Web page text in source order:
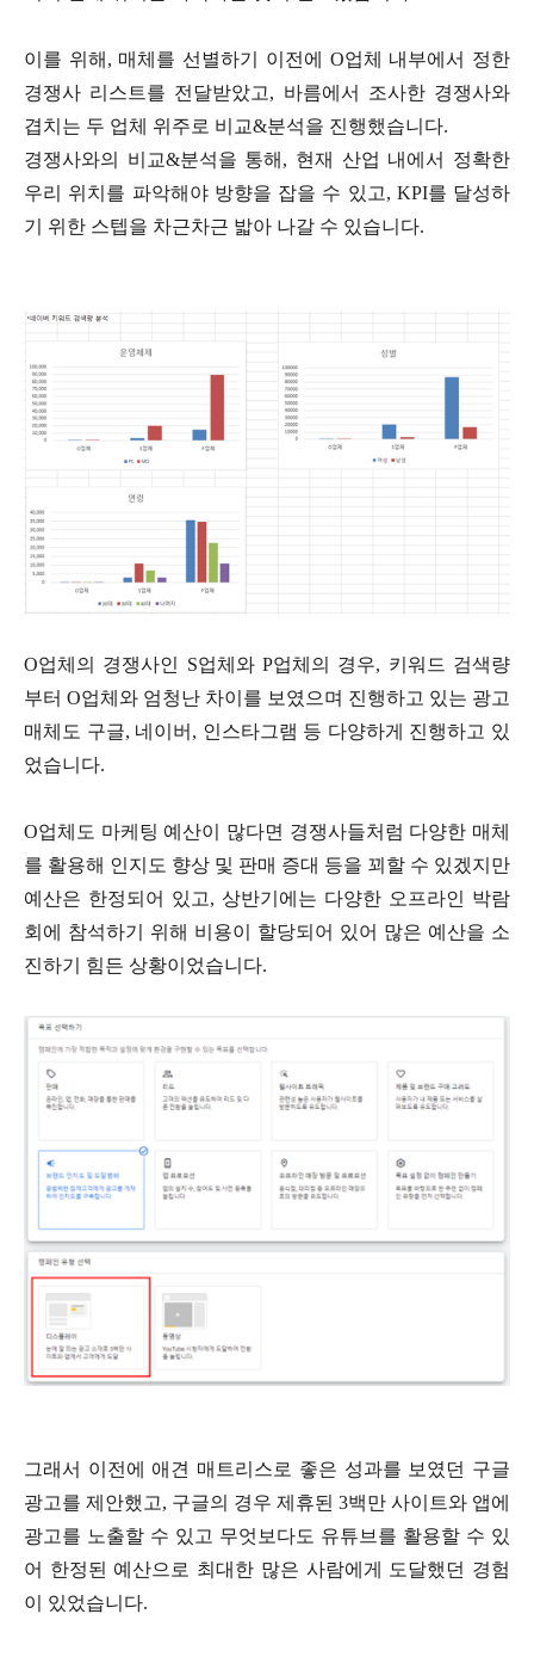
이를 위해, 매체를 선별하기 이전에 O업체 내부에서 정한
경쟁사 리스트를 전달받았고, 바름에서 조사한 경쟁사와
겹치는 두 업체 위주로 비교&분석을 진행했습니다.
경쟁사와의 비교&분석을 통해, 현재 산업 내에서 정확한
우리 위치를 파악해야 방향을 잡을 수 있고, KPI를 달성하
기 위한 스텝을 차근차근 밟아 나갈 수 있습니다.
O업체의 경쟁사인 S업체와 P업체의 경우, 키워드 검색량
부터 O업체와 엄청난 차이를 보였으며 진행하고 있는 광고
매체도 구글, 네이버, 인스타그램 등 다양하게 진행하고 있
었습니다.
O업체도 마케팅 예산이 많다면 경쟁사들처럼 다양한 매체
를 활용해 인지도 향상 및 판매 증대 등을 꾀할 수 있겠지만
예산은 한정되어 있고, 상반기에는 다양한 오프라인 박람
회에 참석하기 위해 비용이 할당되어 있어 많은 예산을 소
진하기 힘든 상황이었습니다.
그래서 이전에 애견 매트리스로 좋은 성과를 보였던 구글
광고를 제안했고, 구글의 경우 제휴된 3백만 사이트와 앱에
광고를 노출할 수 있고 무엇보다도 유튜브를 활용할 수 있
어 한정된 예산으로 최대한 많은 사람에게 도달했던 경험
이 있었습니다.